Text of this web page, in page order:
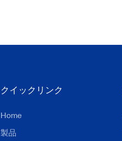
クイックリンク
Home
製品